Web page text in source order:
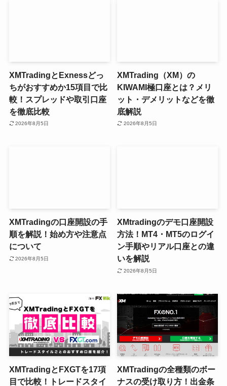
XMTradingとExnessどっ
ちがおすすめか15項目で比
較！スプレッドや取引口座
を徹底比較
2026年8月5日
XMTrading（XM）の
KIWAMI極口座とは？メリ
ット・デメリットなどを徹
底解説
2026年8月5日
XMTradingの口座開設の手
順を解説！始め方や注意点
について
2026年8月5日
XMtradingのデモ口座開設
方法！MT4・MT5のログイ
ン手順やリアル口座との違
いを解説
2026年8月5日
XMTradingとFXGTを17項
目で比較！トレードスタイ
XMTradingの全種類のボー
ナスの受け取り方！出金条